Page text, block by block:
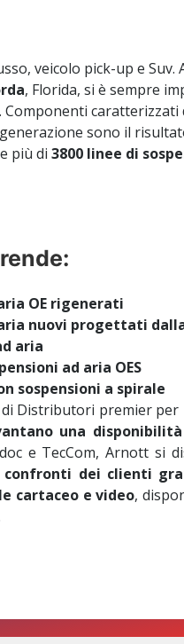
veicolo pick-up e
, Florida, si è sempre
. Componenti
sono il
più di 3800 linee di
OE rigenerati
nuovi progettati
aria
ad aria OES
sospensioni a spirale
Distributori premier per
una
e TecCom, Arnott si
confronti dei clienti
cartaceo e video,